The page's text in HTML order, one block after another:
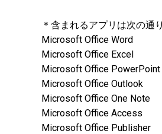
＊含まれるアプリは次の通り
Microsoft Office Word
Microsoft Office Excel
Microsoft Office PowerPoint
Microsoft Office Outlook
Microsoft Office One Note
Microsoft Office Access
Microsoft Office Publisher